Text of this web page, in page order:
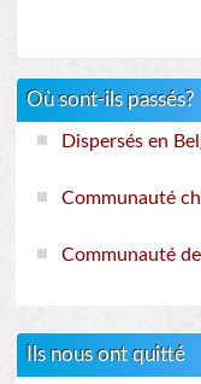
Où sont-ils passés?
Dispersés en
Communauté
Communauté
Ils nous ont quitté